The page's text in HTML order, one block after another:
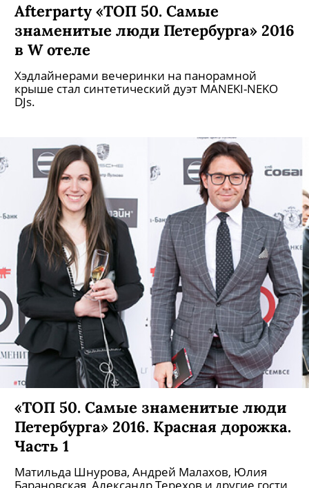
Afterparty «ТОП 50. Самые
знаменитые люди Петербурга» 2016
в W отеле
Хэдлайнерами вечеринки на панорамной
крыше стал синтетический дуэт MANEKI-NEKO
DJs.
«ТОП 50. Самые знаменитые люди
Петербурга» 2016. Красная дорожка.
Часть 1
Матильда Шнурова, Андрей Малахов, Юлия